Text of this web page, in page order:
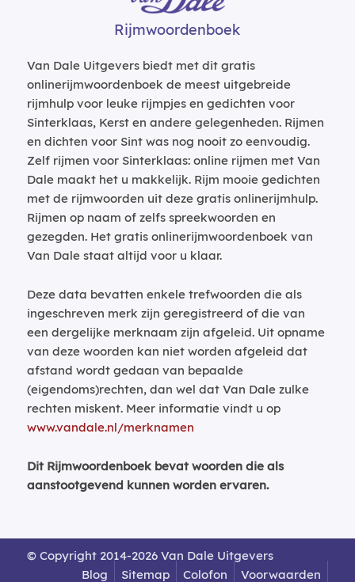
Rijmwoordenboek
Van Dale Uitgevers biedt met dit gratis
onlinerijmwoordenboek de meest uitgebreide
rijmhulp voor leuke rijmpjes en gedichten voor
Sinterklaas, Kerst en andere gelegenheden. Rijmen
en dichten voor Sint was nog nooit zo eenvoudig.
Zelf rijmen voor Sinterklaas: online rijmen met Van
Dale maakt het u makkelijk. Rijm mooie gedichten
met de rijmwoorden uit deze gratis onlinerijmhulp.
Rijmen op naam of zelfs spreekwoorden en
gezegden. Het gratis onlinerijmwoordenboek van
Van Dale staat altijd voor u klaar.
Deze data bevatten enkele trefwoorden die als
ingeschreven merk zijn geregistreerd of die van
een dergelijke merknaam zijn afgeleid. Uit opname
van deze woorden kan niet worden afgeleid dat
afstand wordt gedaan van bepaalde
(eigendoms)rechten, dan wel dat Van Dale zulke
rechten miskent. Meer informatie vindt u op
www.vandale.nl/merknamen
Dit Rijmwoordenboek bevat woorden die als
aanstootgevend kunnen worden ervaren.
© Copyright 2014-2026 Van Dale Uitgevers
Blog
Sitemap Colofon Voorwaarden